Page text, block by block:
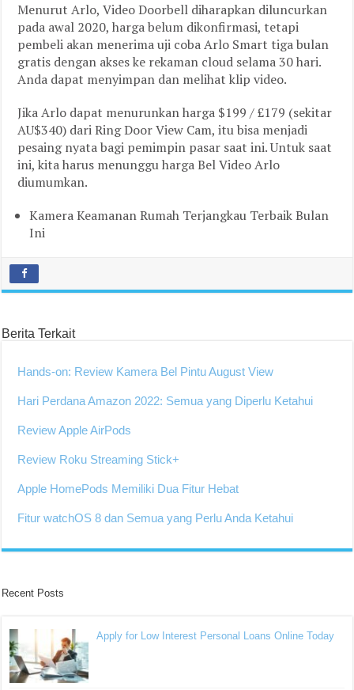
Menurut Arlo, Video Doorbell diharapkan diluncurkan
pada awal 2020, harga belum dikonfirmasi, tetapi
pembeli akan menerima uji coba Arlo Smart tiga bulan
gratis dengan akses ke rekaman cloud selama 30 hari.
Anda dapat menyimpan dan melihat klip video.
Jika Arlo dapat menurunkan harga $199 / £179 (sekitar
AU$340) dari Ring Door View Cam, itu bisa menjadi
pesaing nyata bagi pemimpin pasar saat ini. Untuk saat
ini, kita harus menunggu harga Bel Video Arlo
diumumkan.
Kamera Keamanan Rumah Terjangkau Terbaik Bulan
Ini
Berita Terkait
Hands-on: Review Kamera Bel Pintu August View
Hari Perdana Amazon 2022: Semua yang Diperlu Ketahui
Review Apple AirPods
Review Roku Streaming Stick+
Apple HomePods Memiliki Dua Fitur Hebat
Fitur watchOS 8 dan Semua yang Perlu Anda Ketahui
Recent Posts
Apply for Low Interest Personal Loans Online Today